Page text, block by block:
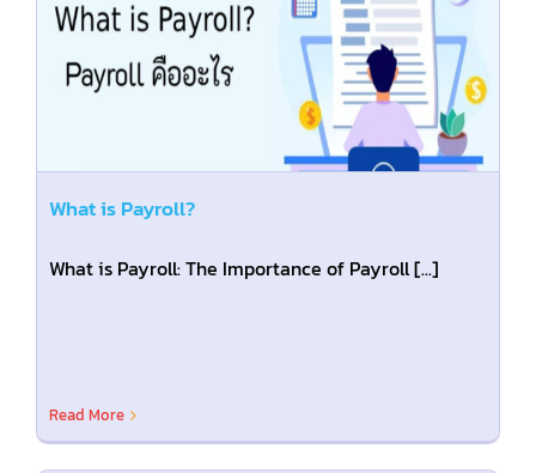
What is Payroll?
What is Payroll: The Importance of Payroll [...]
Read More